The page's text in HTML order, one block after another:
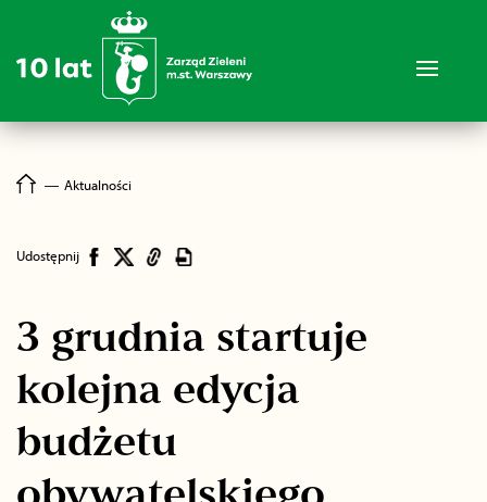
― Aktualności
Udostępnij
3 grudnia startuje
kolejna edycja
budżetu